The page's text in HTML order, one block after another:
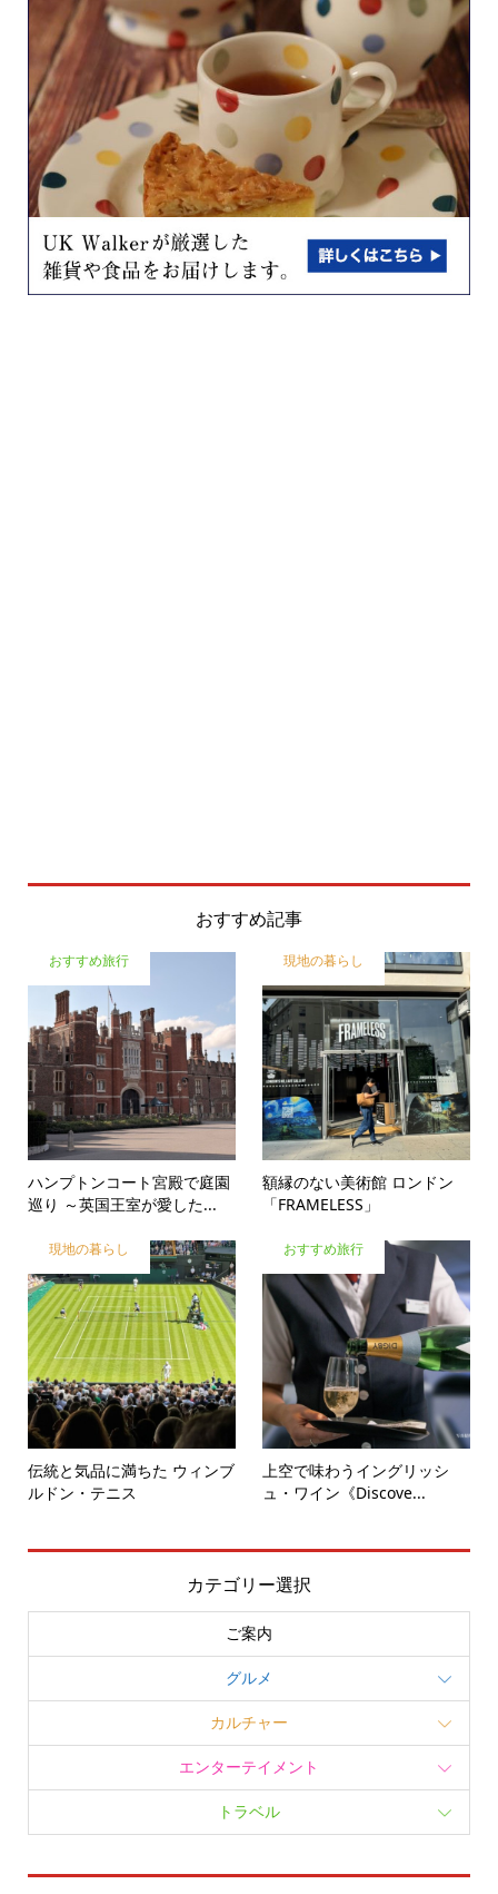
おすすめ記事
おすすめ旅行
ハンプトンコート宮殿で庭園
巡り ～英国王室が愛した...
現地の暮らし
額縁のない美術館 ロンドン
「FRAMELESS」
現地の暮らし
伝統と気品に満ちた ウィンブ
ルドン・テニス
おすすめ旅行
上空で味わうイングリッシ
ュ・ワイン《Discove...
カテゴリー選択
ご案内
グルメ
カルチャー
エンターテイメント
トラベル